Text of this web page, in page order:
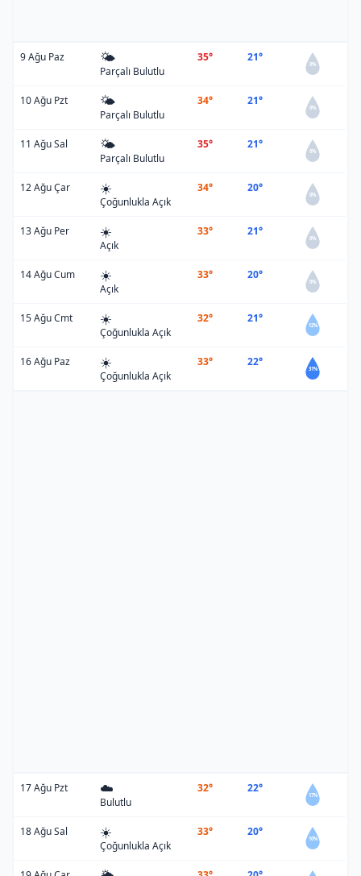
9 Ağu Paz 🌤️
Parçalı Bulutlu
35° 21°
0%
10 Ağu Pzt 🌤️
Parçalı Bulutlu
34° 21°
0%
11 Ağu Sal 🌤️
Parçalı Bulutlu
35° 21°
0%
12 Ağu Çar ☀️
Çoğunlukla Açık
34° 20°
0%
13 Ağu Per ☀️
Açık
33° 21°
0%
14 Ağu Cum ☀️
Açık
33° 20°
0%
15 Ağu Cmt ☀️
Çoğunlukla Açık
32° 21°
12%
16 Ağu Paz ☀️
Çoğunlukla Açık
33° 22°
31%
17 Ağu Pzt ☁️
Bulutlu
32° 22°
17%
18 Ağu Sal ☀️
Çoğunlukla Açık
33° 20°
10%